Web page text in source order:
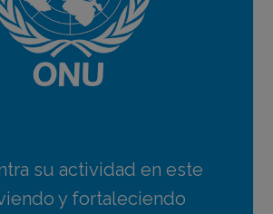
su actividad en este
y fortaleciendo